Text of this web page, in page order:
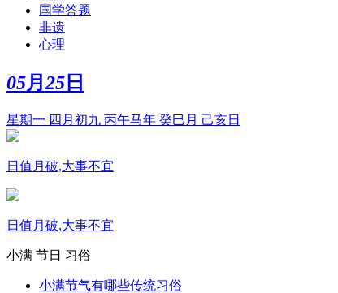
国学答题
非遗
心理
05月 25 日
星期一 四月初九 丙午马年 癸巳月 己亥日
日值月破,大事不宜
日值月破,大事不宜
小满 节日 习俗
小满节气有哪些传统习俗